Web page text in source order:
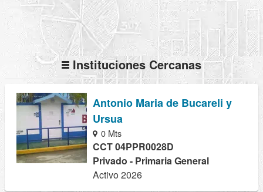
Instituciones Cercanas
Antonio Maria de Bucareli y
Ursua
0 Mts
CCT 04PPR0028D
Privado - Primaria General
Activo 2026